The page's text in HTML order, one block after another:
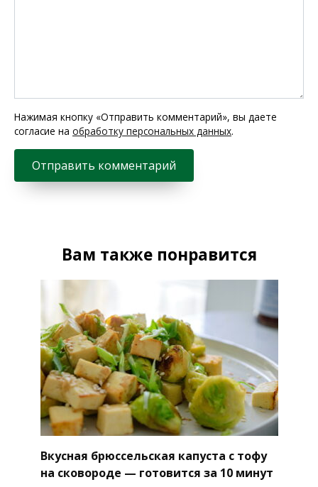
Нажимая кнопку «Отправить комментарий», вы даете
согласие на обработку персональных данных.
Вам также понравится
Вкусная брюссельская капуста с тофу
на сковороде — готовится за 10 минут